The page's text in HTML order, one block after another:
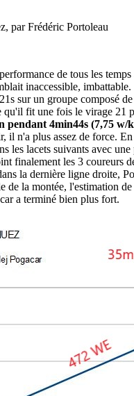
par Frédéric Portoleau
de tous les temps
inaccessible,
sur un groupe composé
fit une fois le virage
pendant 4min44s (7,75 w/
il n'a plus assez de force.
les lacets suivants avec une
finalement les 3
la dernière ligne droite,
la montée, l'estimation de
a terminé bien plus fort.